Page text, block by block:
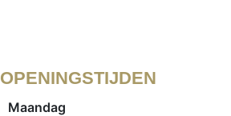
OPENINGSTIJDEN
Maandag